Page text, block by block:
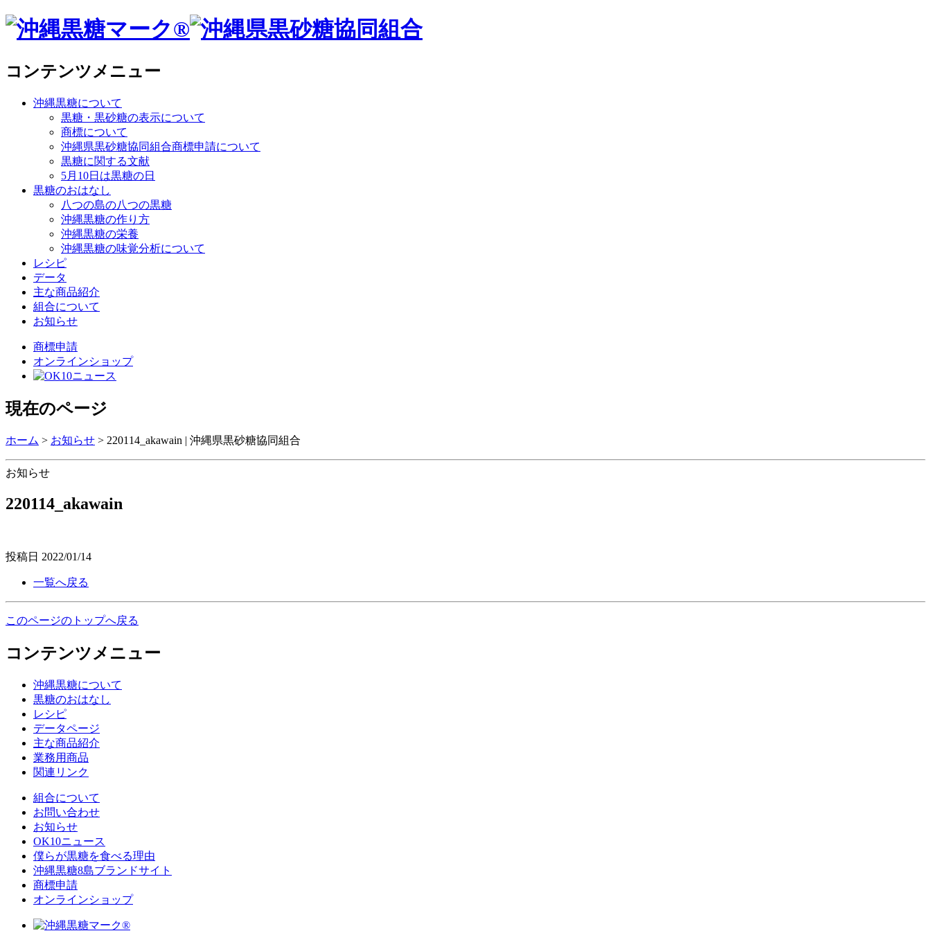
コンテンツメニュー
沖縄黒糖について
黒糖・黒砂糖の表示について
商標について
沖縄県黒砂糖協同組合商標申請について
黒糖に関する文献
5月10日は黒糖の日
黒糖のおはなし
八つの島の八つの黒糖
沖縄黒糖の作り方
沖縄黒糖の栄養
沖縄黒糖の味覚分析について
レシピ
データ
主な商品紹介
組合について
お知らせ
商標申請
オンラインショップ
現在のページ
ホーム > お知らせ > 220114_akawain | 沖縄県黒砂糖協同組合
お知らせ
220114_akawain
投稿日 2022/01/14
一覧へ戻る
このページのトップへ戻る
コンテンツメニュー
沖縄黒糖について
黒糖のおはなし
レシピ
データページ
主な商品紹介
業務用商品
関連リンク
組合について
お問い合わせ
お知らせ
OK10ニュース
僕らが黒糖を食べる理由
沖縄黒糖8島ブランドサイト
商標申請
オンラインショップ